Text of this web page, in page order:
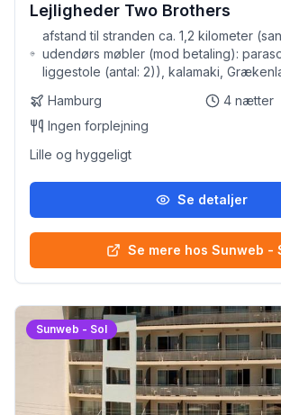
Lejligheder Two Brothers
afstand til stranden ca. 1,2 kilometer
udendørs møbler (mod betaling):
liggestole (antal: 2)), kalamaki,
Hamburg 4 nætter
Ingen forplejning
Lille og hyggeligt
Se detaljer
Se mere hos Sunweb -
Sunweb - Sol